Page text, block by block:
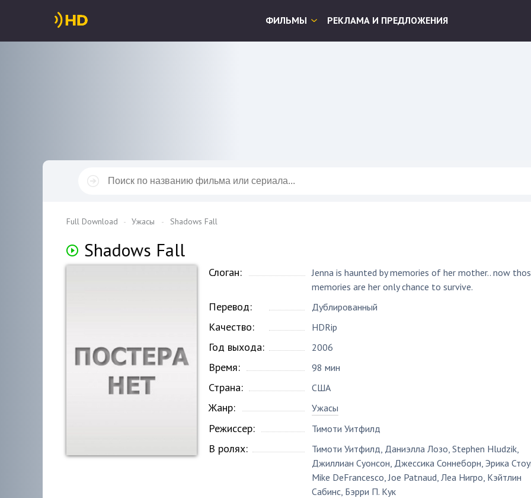
ФИЛЬМЫ РЕКЛАМА И ПРЕДЛОЖЕНИЯ
Full Download Ужасы Shadows Fall
Shadows Fall
Слоган:
Jenna is haunted by memories of her mother.. now
memories are her only chance to survive.
Перевод: Дублированный
Качество: HDRip
Год выхода: 2006
Время: 98 мин
Страна: США
Жанр: Ужасы
Режиссер: Тимоти Уитфилд
В ролях: Тимоти Уитфилд, Даниэлла Лозо, Stephen Hludzik,
Джиллиан Суонсон, Джессика Соннеборн, Эрика
Mike DeFrancesco,Joe Patnaud, Леа Нигро, Кэйтлин
Сабинс, Бэрри П. Кук